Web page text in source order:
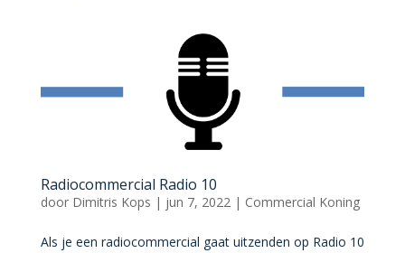
Radiocommercial Radio 10
door Dimitris Kops | jun 7, 2022| Commercial Koning
Als je een radiocommercial gaat uitzenden op Radio 10